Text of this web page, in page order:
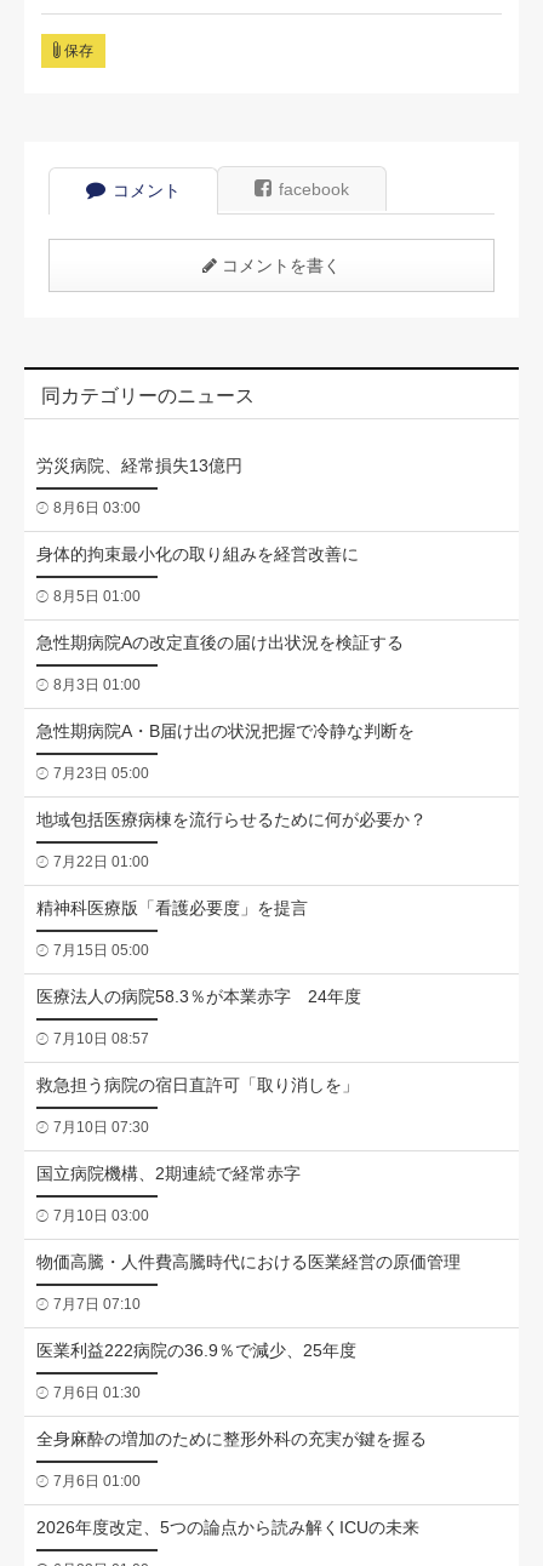
保存
コメント facebook
コメントを書く
同カテゴリーのニュース
労災病院、経常損失13億円
8月6日 03:00
身体的拘束最小化の取り組みを経営改善に
8月5日 01:00
急性期病院Aの改定直後の届け出状況を検証する
8月3日 01:00
急性期病院A・B届け出の状況把握で冷静な判断を
7月23日 05:00
地域包括医療病棟を流行らせるために何が必要か？
7月22日 01:00
精神科医療版「看護必要度」を提言
7月15日 05:00
医療法人の病院58.3％が本業赤字 24年度
7月10日 08:57
救急担う病院の宿日直許可「取り消しを」
7月10日 07:30
国立病院機構、2期連続で経常赤字
7月10日 03:00
物価高騰・人件費高騰時代における医業経営の原価管理
7月7日 07:10
医業利益222病院の36.9％で減少、25年度
7月6日 01:30
全身麻酔の増加のために整形外科の充実が鍵を握る
7月6日 01:00
2026年度改定、5つの論点から読み解くICUの未来